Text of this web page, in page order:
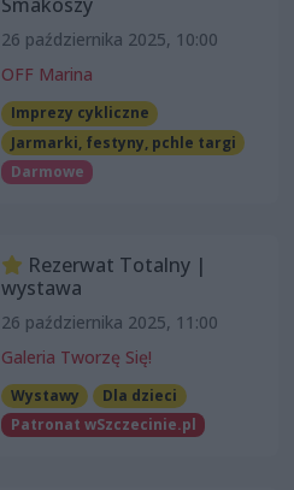
Smakoszy
26 października 2025, 10:00
OFF Marina
Imprezy cykliczne
Jarmarki, festyny, pchle targi
Darmowe
Rezerwat Totalny |
wystawa
26 października 2025, 11:00
Galeria Tworzę Się!
Wystawy
Dla dzieci
Patronat wSzczecinie.pl